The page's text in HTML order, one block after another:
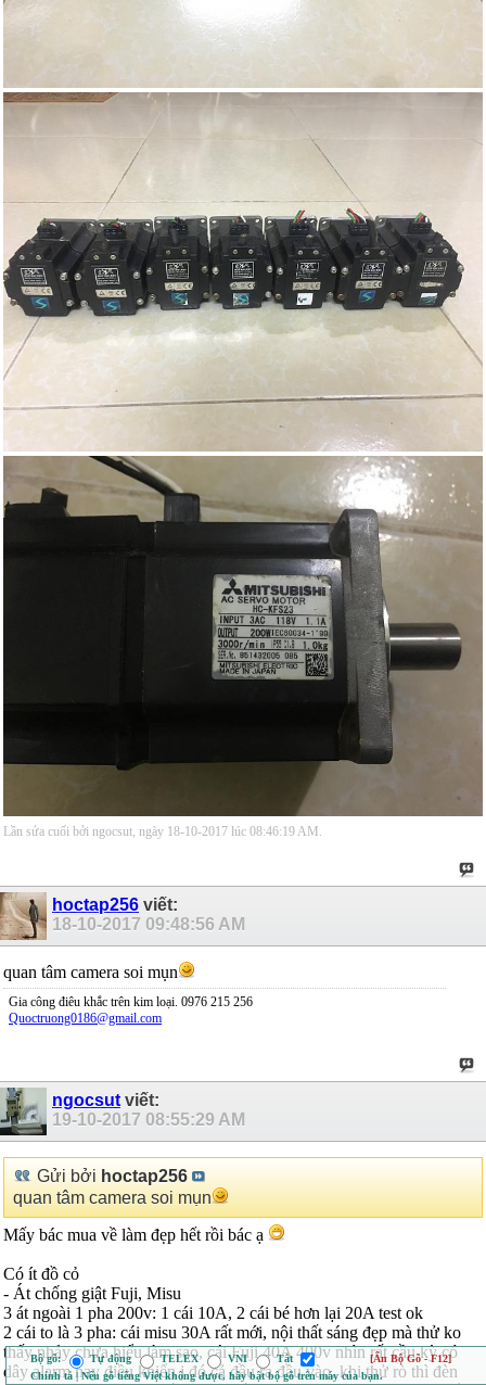
Lần sửa cuối bởi ngocsut, ngày 18-10-2017 lúc 08:46:19 AM
hoctap256 viết:
18-10-2017 09:48:56 AM
quan tâm camera soi mụn
Gia công điêu khắc trên kim loại. 0976 215 256
Quoctruong0186@gmail.com
ngocsut viết:
19-10-2017 08:55:29 AM
Gửi bởi hoctap256
quan tâm camera soi mụn
Mấy bác mua về làm đẹp hết rồi bác ạ
Có ít đồ cỏ
- Át chống giật Fuji, Misu
3 át ngoài 1 pha 200v: 1 cái 10A, 2 cái bé hơn lại 20A test ok
2 cái to là 3 pha: cái misu 30A rất mới, nội thất sáng đẹp mà thử ko
thấy nhảy chưa hiểu làm sao, cái Fuji 40A 400v nhìn rất cầu kỳ có
dây alarm hay điều khiển j đó cả đầu ra đầu vào, khi thử rò thì đèn
Bộ gõ: Tự động TELEX VNI Tắt
[Ẩn Bộ Gõ - F12]
Chính tả | Nếu gõ tiếng Việt không được, hãy bật bộ gõ trên máy của bạn.